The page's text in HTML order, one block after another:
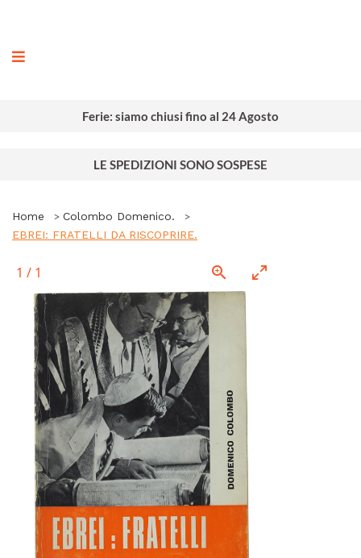
Ferie: siamo chiusi fino al 24 Agosto
LE SPEDIZIONI SONO SOSPESE
Home
Colombo Domenico.
EBREI: FRATELLI DA RISCOPRIRE.
1 / 1